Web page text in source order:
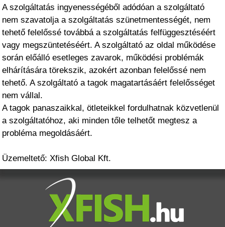
A szolgáltatás ingyenességéből adódóan a szolgáltató
nem szavatolja a szolgáltatás szünetmentességét, nem
tehető felelőssé továbbá a szolgáltatás felfüggesztéséért
vagy megszüntetéséért. A szolgáltató az oldal működése
során előálló esetleges zavarok, működési problémák
elhárítására törekszik, azokért azonban felelőssé nem
tehető. A szolgáltató a tagok magatartásáért felelősséget
nem vállal.
A tagok panaszaikkal, ötleteikkel fordulhatnak közvetlenül
a szolgáltatóhoz, aki minden tőle telhetőt megtesz a
probléma megoldásáért.
Üzemeltető: Xfish Global Kft.